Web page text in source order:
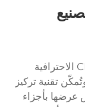
تتفوق قدرات الدقة لآلة القطع بالليزر CNC الاحترافية
تقنية تركيز
عرضها بأجزاء